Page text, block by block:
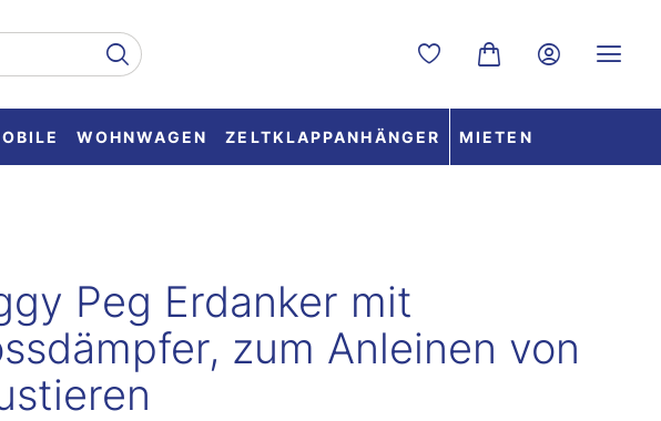
Du hast 0 Produkte auf
Warenkorb enthält
WOHNWAGEN ZELTKLAPPANHÄNGER MIETEN
Peg Erdanker mit
zum Anleinen von